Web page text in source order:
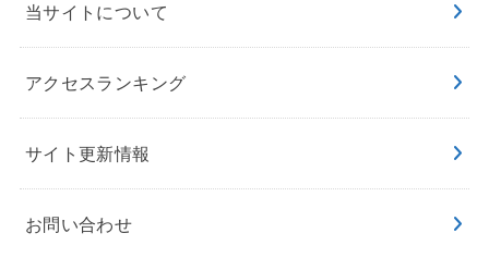
当サイトについて
アクセスランキング
サイト更新情報
お問い合わせ